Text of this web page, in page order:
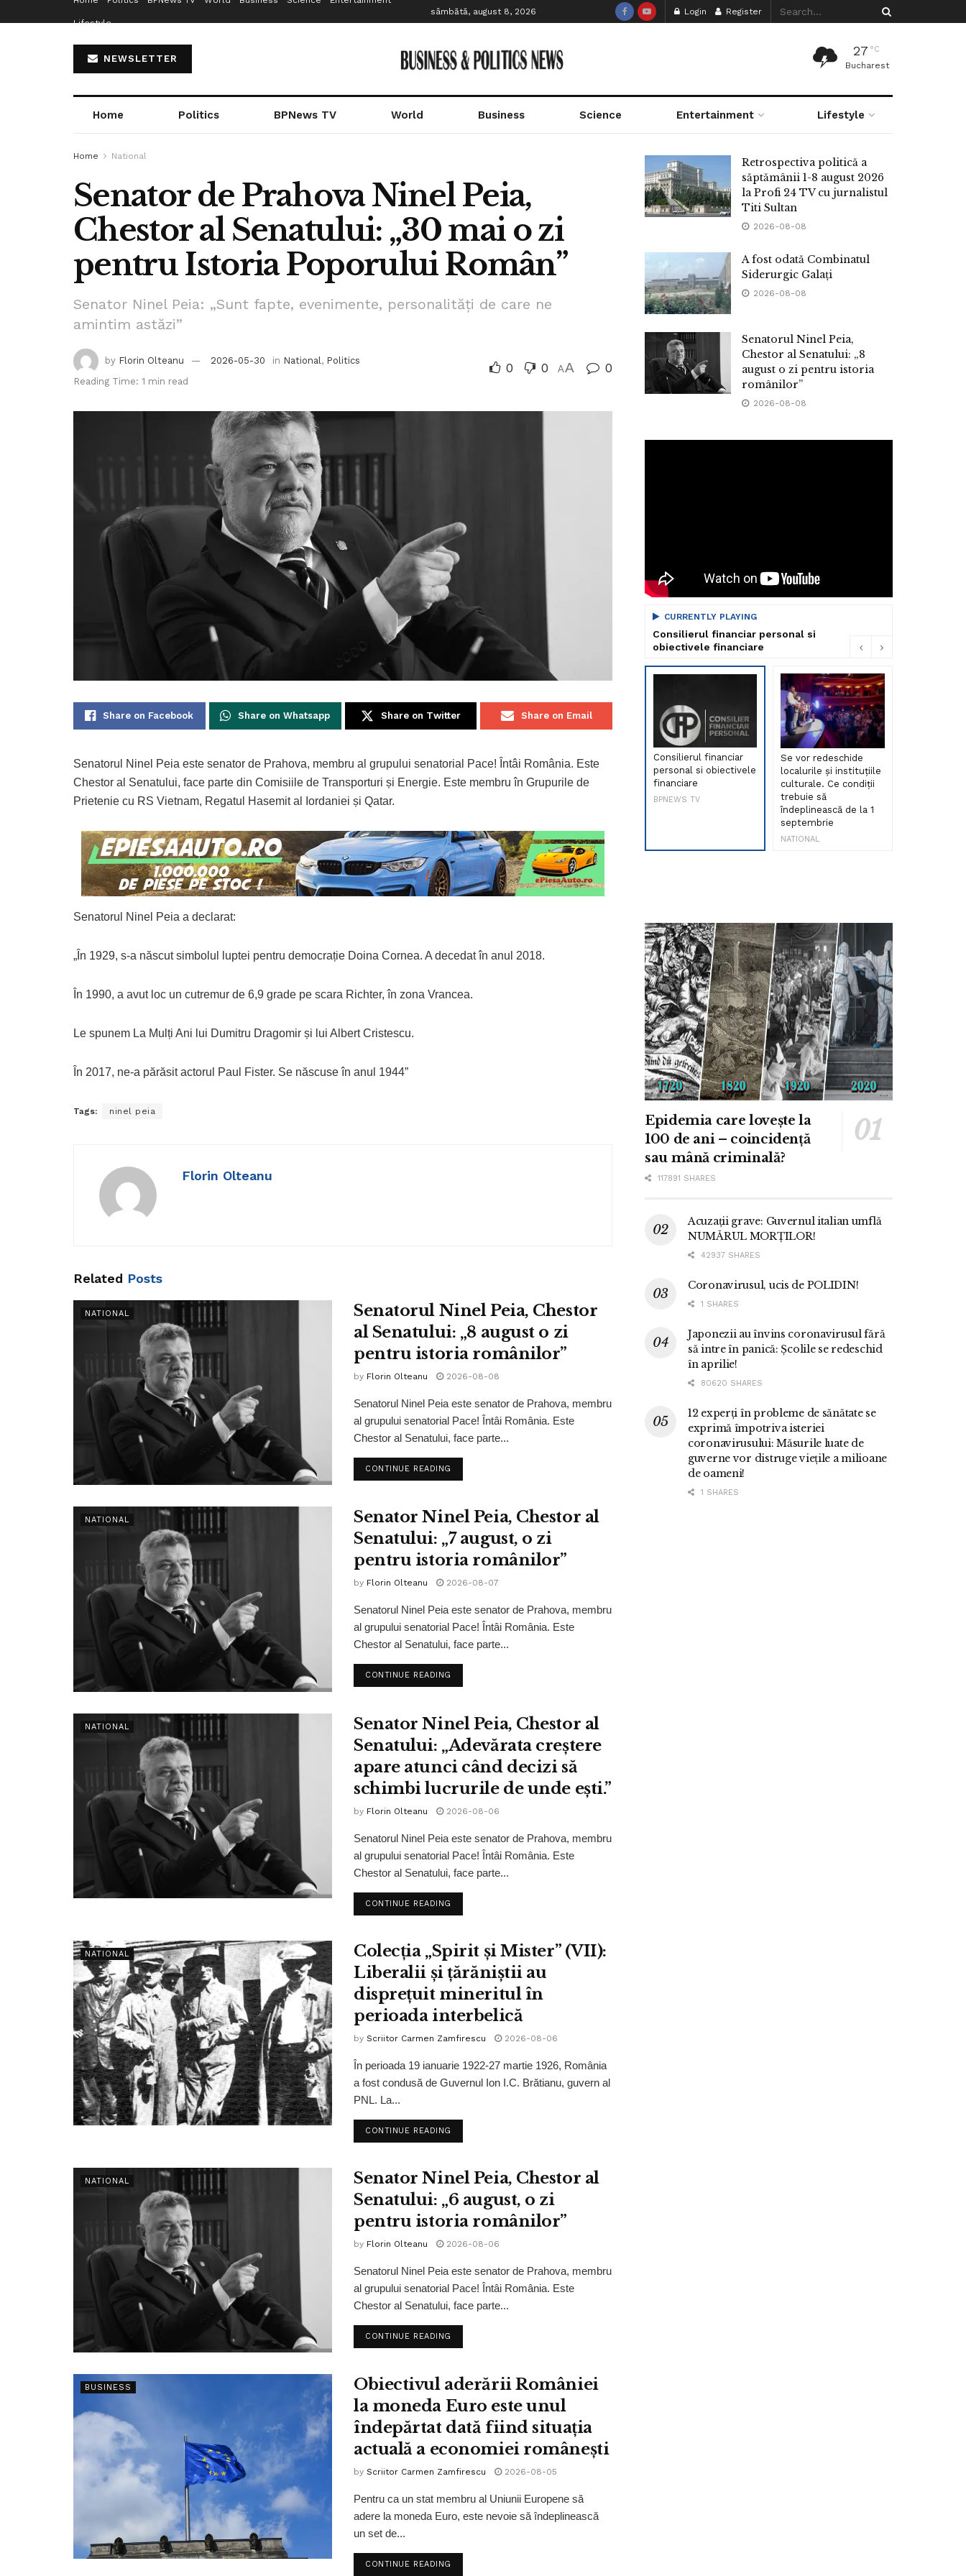
Lifestyle
sâmbătă, august 8, 2026 Login Register
NEWSLETTER
27 °C
Bucharest
Home Politics BPNews TV World Business Science Entertainment Lifestyle
Home National
Senator de Prahova Ninel Peia,
Chestor al Senatului: „30 mai o zi
pentru Istoria Poporului Român”
Senator Ninel Peia: „Sunt fapte, evenimente, personalități de care ne
amintim astăzi”
by Florin Olteanu 2026-05-30 in National , Politics
Reading Time: 1 min read
0 0 AA 0
Share on Facebook Share on Whatsapp Share on Twitter Share on Email
Senatorul Ninel Peia este senator de Prahova, membru al grupului senatorial Pace! Întâi România. Este
Chestor al Senatului, face parte din Comisiile de Transporturi și Energie. Este membru în Grupurile de
Prietenie cu RS Vietnam, Regatul Hasemit al Iordaniei și Qatar.
Senatorul Ninel Peia a declarat:
„În 1929, s-a născut simbolul luptei pentru democrație Doina Cornea. A decedat în anul 2018.
În 1990, a avut loc un cutremur de 6,9 grade pe scara Richter, în zona Vrancea.
Le spunem La Mulți Ani lui Dumitru Dragomir și lui Albert Cristescu.
În 2017, ne-a părăsit actorul Paul Fister. Se născuse în anul 1944”
Tags: ninel peia
Florin Olteanu
Related Posts
NATIONAL
Senatorul Ninel Peia, Chestor
al Senatului: „8 august o zi
pentru istoria românilor”
by Florin Olteanu 2026-08-08
Senatorul Ninel Peia este senator de Prahova, membru
al grupului senatorial Pace! Întâi România. Este
Chestor al Senatului, face parte...
CONTINUE READING
NATIONAL
Senator Ninel Peia, Chestor al
Senatului: „7 august, o zi
pentru istoria românilor”
by Florin Olteanu 2026-08-07
Senatorul Ninel Peia este senator de Prahova, membru
al grupului senatorial Pace! Întâi România. Este
Chestor al Senatului, face parte...
CONTINUE READING
NATIONAL
Senator Ninel Peia, Chestor al
Senatului: „Adevărata creștere
apare atunci când decizi să
schimbi lucrurile de unde ești.”
by Florin Olteanu 2026-08-06
Senatorul Ninel Peia este senator de Prahova, membru
al grupului senatorial Pace! Întâi România. Este
Chestor al Senatului, face parte...
CONTINUE READING
NATIONAL
Colecția „Spirit și Mister” (VII):
Liberalii și țărăniștii au
disprețuit mineritul în
perioada interbelică
by Scriitor Carmen Zamfirescu 2026-08-06
În perioada 19 ianuarie 1922-27 martie 1926, România
a fost condusă de Guvernul Ion I.C. Brătianu, guvern al
PNL. La...
CONTINUE READING
NATIONAL
Senator Ninel Peia, Chestor al
Senatului: „6 august, o zi
pentru istoria românilor”
by Florin Olteanu 2026-08-06
Senatorul Ninel Peia este senator de Prahova, membru
al grupului senatorial Pace! Întâi România. Este
Chestor al Senatului, face parte...
CONTINUE READING
BUSINESS
Obiectivul aderării României
la moneda Euro este unul
îndepărtat dată fiind situația
actuală a economiei românești
by Scriitor Carmen Zamfirescu 2026-08-05
Pentru ca un stat membru al Uniunii Europene să
adere la moneda Euro, este nevoie să îndeplinească
un set de...
CONTINUE READING
Retrospectiva politică a
săptămânii 1-8 august 2026
la Profi 24 TV cu jurnalistul
Titi Sultan
2026-08-08
A fost odată Combinatul
Siderurgic Galați
2026-08-08
Senatorul Ninel Peia,
Chestor al Senatului: „8
august o zi pentru istoria
românilor”
2026-08-08
CURRENTLY PLAYING
Consilierul financiar personal si
obiectivele financiare
Consilierul financiar
personal si obiectivele
financiare
BPNEWS TV
Se vor redeschide
localurile și instituțiile
culturale. Ce condiții
trebuie să
îndeplinească de la 1
septembrie
NATIONAL
Epidemia care lovește la
100 de ani – coincidență
sau mână criminală?
117891 SHARES
Acuzații grave: Guvernul italian umflă
NUMĂRUL MORȚILOR!
42937 SHARES
Coronavirusul, ucis de POLIDIN!
1 SHARES
Japonezii au învins coronavirusul fără
să intre în panică: Școlile se redeschid
în aprilie!
80620 SHARES
12 experți în probleme de sănătate se
exprimă împotriva isteriei
coronavirusului: Măsurile luate de
guverne vor distruge viețile a milioane
de oameni!
1 SHARES